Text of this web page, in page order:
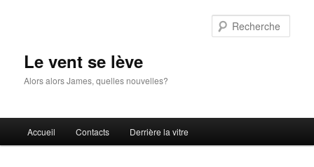
Le vent se lève
Alors alors James, quelles nouvelles?
principal
Accueil Contacts Derrière la vitre